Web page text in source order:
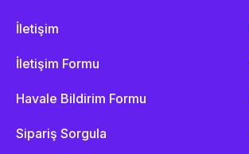
İletişim
İletişim Formu
Havale Bildirim Formu
Sipariş Sorgula